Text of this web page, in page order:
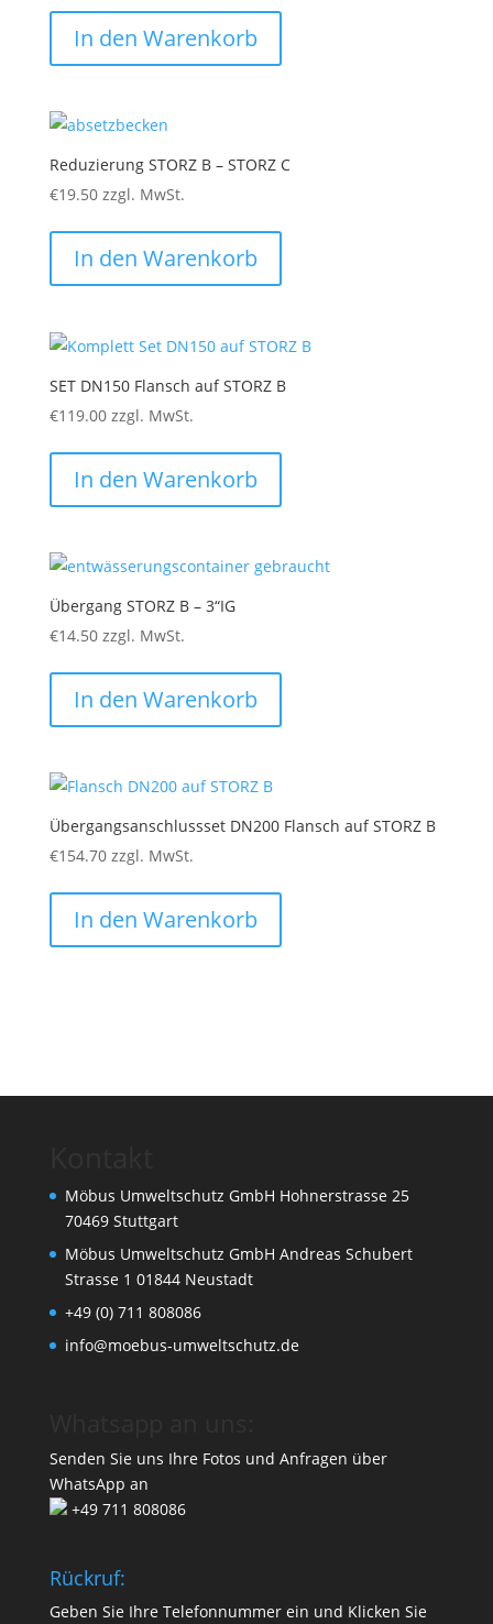
In den Warenkorb
Reduzierung STORZ B – STORZ C
€19.50 zzgl. MwSt.
In den Warenkorb
SET DN150 Flansch auf STORZ B
€119.00 zzgl. MwSt.
In den Warenkorb
Übergang STORZ B – 3“IG
€14.50 zzgl. MwSt.
In den Warenkorb
Übergangsanschlussset DN200 Flansch auf STORZ B
€154.70 zzgl. MwSt.
In den Warenkorb
Möbus Umweltschutz GmbH Hohnerstrasse 25
70469 Stuttgart
Möbus Umweltschutz GmbH Andreas Schubert
Strasse 1 01844 Neustadt
+49 (0) 711 808086
info@moebus-umweltschutz.de
Senden Sie uns Ihre Fotos und Anfragen über
WhatsApp an
+49 711 808086
Rückruf:
Geben Sie Ihre Telefonnummer ein und Klicken Sie